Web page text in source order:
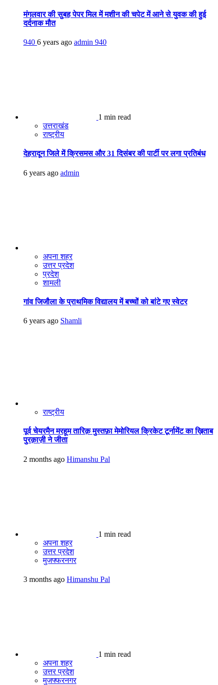
मंगलवार की सुबह पेपर मिल में मशीन की चपेट में आने से युवक की हुई
दर्दनाक मौत
940 6 years ago admin 940
1 min read
उत्तराखंड
राष्ट्रीय
देहरादून जिले में क्रिसमस और 31 दिसंबर की पार्टी पर लगा प्रतिबंध
6 years ago admin
अपना शहर
उत्तर प्रदेश
प्रदेश
शामली
गांव जिजौला के प्राथमिक विद्यालय में बच्चों को बांटे गए स्वेटर
6 years ago Shamli
राष्ट्रीय
पूर्व चेयरमैन मरहूम तारिक़ मुस्तफ़ा मेमोरियल क्रिकेट टूर्नामेंट का ख़िताब
पुरक़ाज़ी ने जीता
2 months ago Himanshu Pal
1 min read
अपना शहर
उत्तर प्रदेश
मुजफ्फरनगर
3 months ago Himanshu Pal
1 min read
अपना शहर
उत्तर प्रदेश
मुजफ्फरनगर